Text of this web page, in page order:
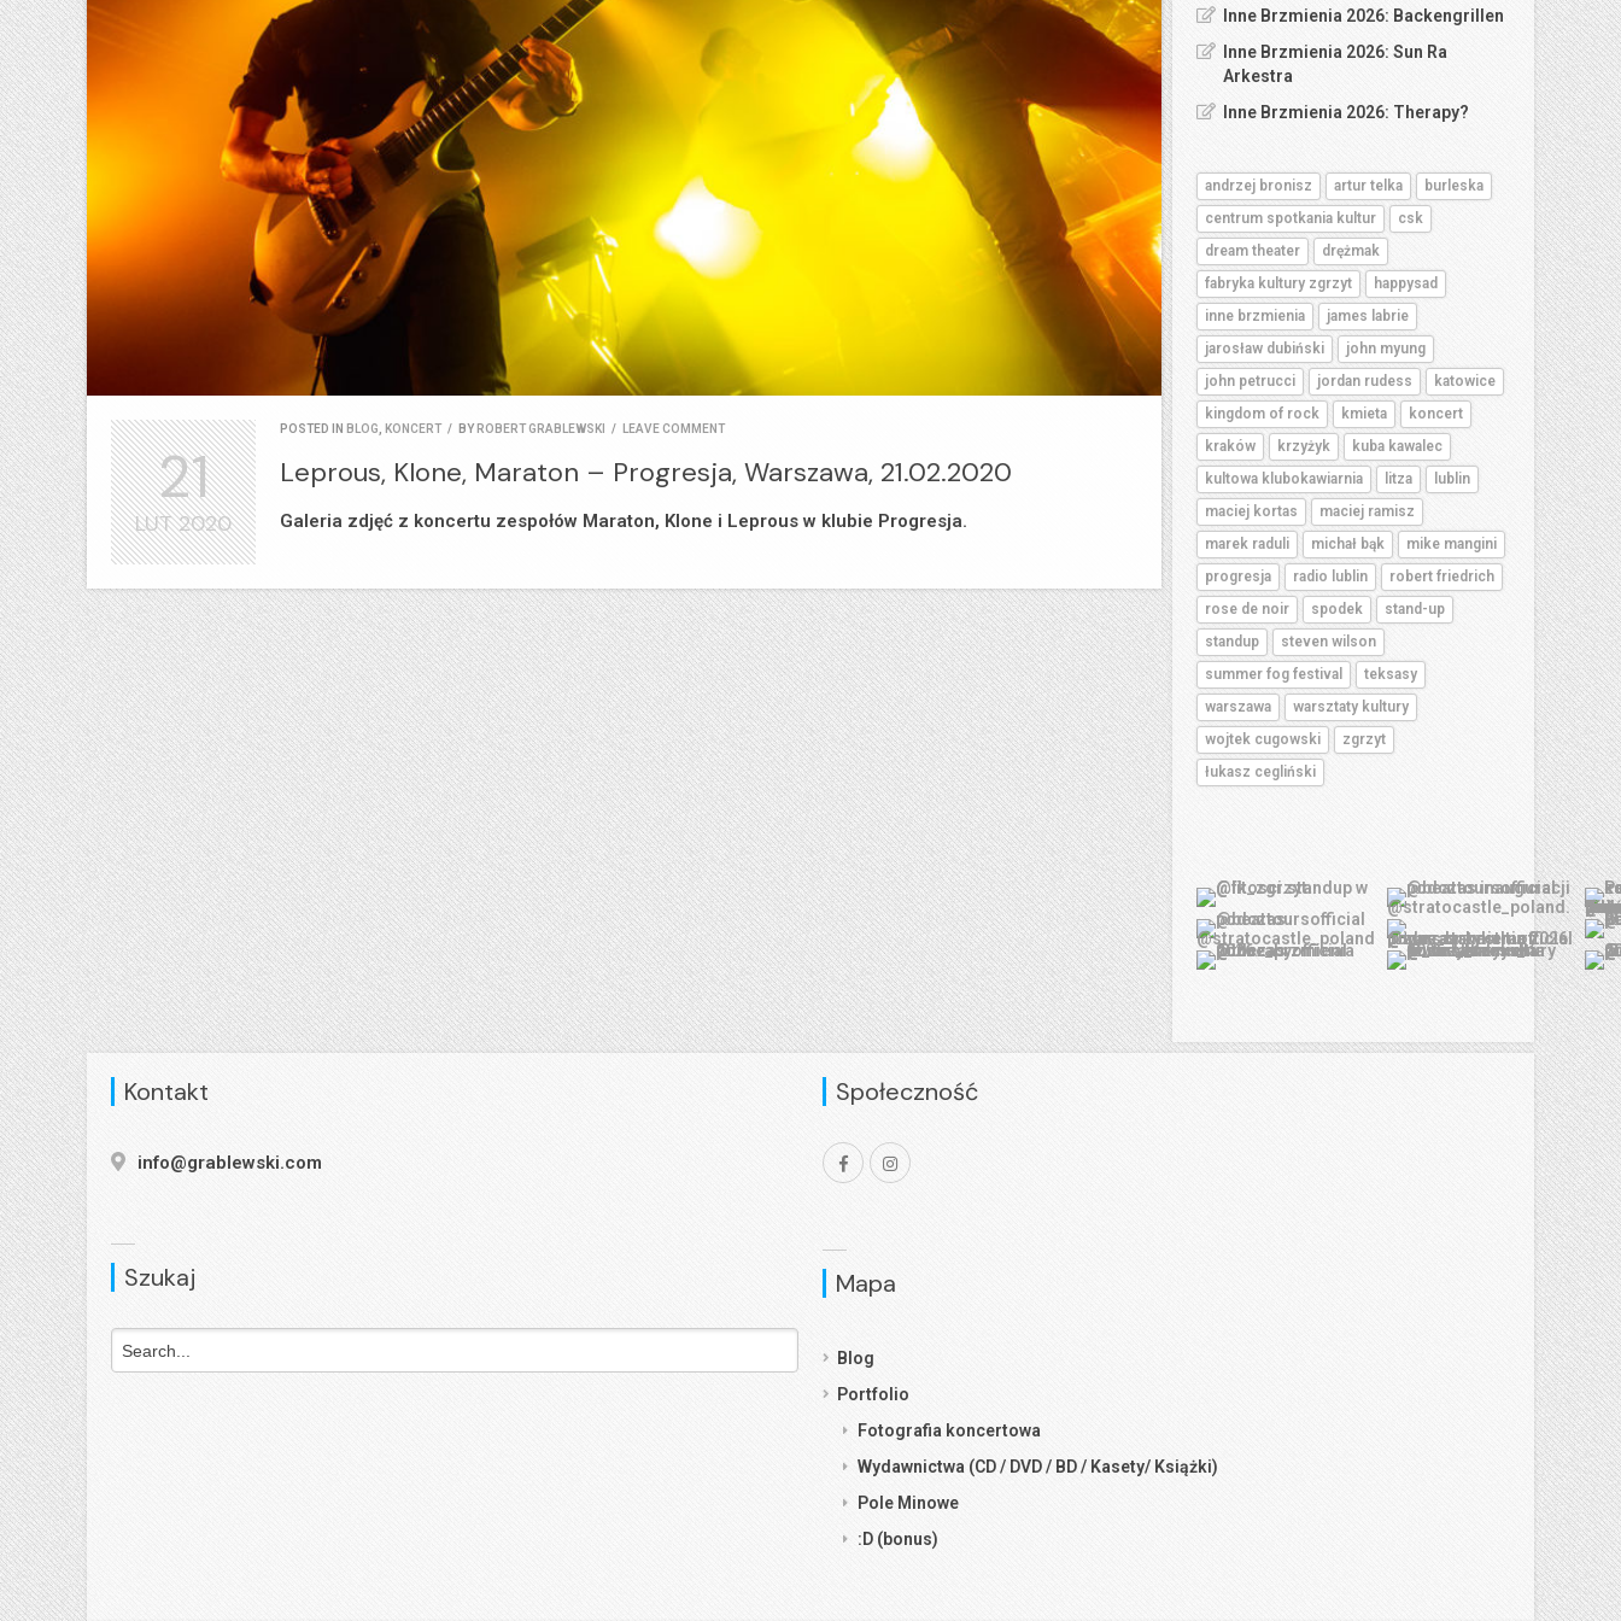
POSTED IN BLOG KONCERT / BY ROBERT GRABLEWSKI / LEAVE COMMENT
Leprous, Klone, Maraton – Progresja, Warszawa, 21.02.2020
Galeria zdjęć z koncertu zespołów Maraton, Klone i Leprous w klubie Progresja.
21
LUT2020
Inne Brzmienia 2026: Backengrillen
Inne Brzmienia 2026: Sun Ra
Arkestra
Inne Brzmienia 2026: Therapy?
andrzej bronisz artur telka
burleska
centrum spotkania kultur
csk
dream theater
drężmak
fabryka kultury zgrzyt
happysad
inne brzmienia
james labrie
jarosław dubiński
john myung
john petrucci
jordan rudess
katowice
kingdom of rock
kmieta
koncert
kraków
krzyżyk
kuba kawalec
kultowa klubokawiarnia
litza
lublin
maciej kortas
maciej ramisz
marek raduli
michał bąk
mike mangini
progresja
radio lublin
robert friedrich
rose de noir
spodek
stand-up
standup
steven wilson
summer fog festival
teksasy
warszawa
warsztaty kultury
wojtek cugowski
zgrzyt
łukasz cegliński
Kontakt
info@grablewski.com
Szukaj
Społeczność
Mapa
Blog
Portfolio
Fotografia koncertowa
Wydawnictwa (CD / DVD / BD / Kasety/ Książki)
Pole Minowe
:D (bonus)